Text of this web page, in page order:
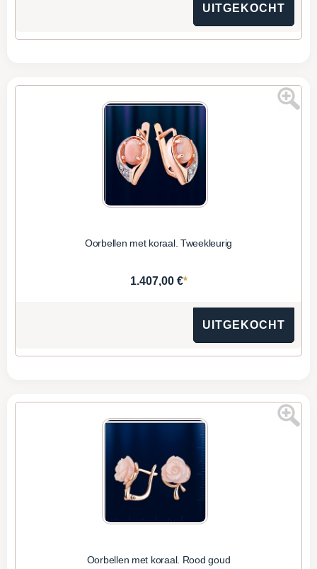
UITGEKOCHT
Oorbellen met koraal. Tweekleurig
1.407,00 €*
UITGEKOCHT
Oorbellen met koraal. Rood goud